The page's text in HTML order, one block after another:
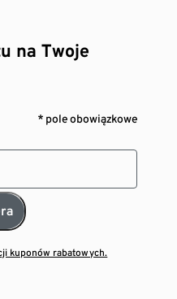
na Twoje
* pole obowiązkowe
kuponów rabatowych.